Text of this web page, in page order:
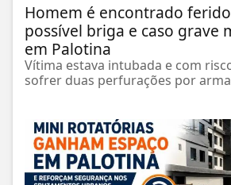
Homem é encontrado
possível briga e caso grave
em Palotina
Vítima estava intubada e com
sofrer duas perfurações por